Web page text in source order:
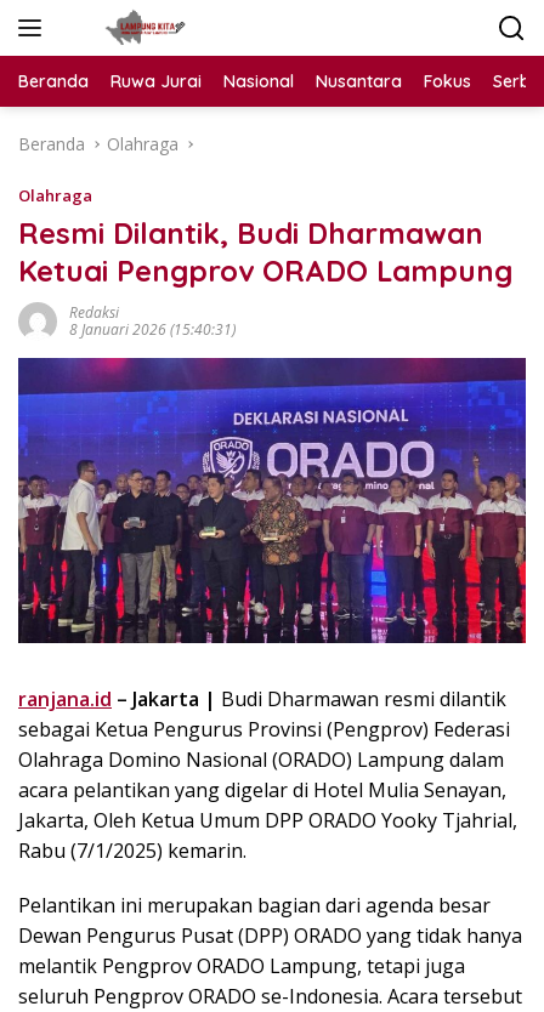
Beranda Ruwa Jurai Nasional Nusantara Fokus
Beranda Olahraga
Olahraga
Resmi Dilantik, Budi Dharmawan
Ketuai Pengprov ORADO Lampung
Redaksi
8 Januari 2026 (15:40:31)
ranjana.id – Jakarta | Budi Dharmawan resmi dilantik
sebagai Ketua Pengurus Provinsi (Pengprov) Federasi
Olahraga Domino Nasional (ORADO) Lampung dalam
acara pelantikan yang digelar di Hotel Mulia Senayan,
Jakarta, Oleh Ketua Umum DPP ORADO Yooky Tjahrial,
Rabu (7/1/2025) kemarin.
Pelantikan ini merupakan bagian dari agenda besar
Dewan Pengurus Pusat (DPP) ORADO yang tidak hanya
melantik Pengprov ORADO Lampung, tetapi juga
seluruh Pengprov ORADO se-Indonesia. Acara tersebut